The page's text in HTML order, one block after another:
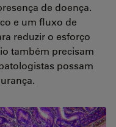
de doença.
e um fluxo de
reduzir o esforço
também precisam
possam